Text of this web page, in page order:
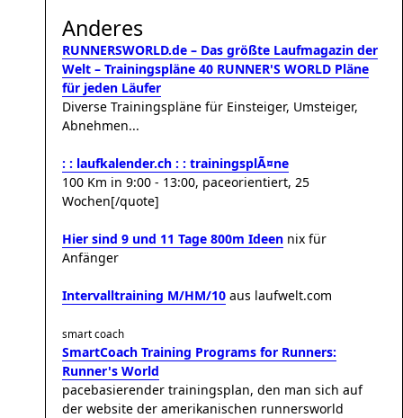
Anderes
RUNNERSWORLD.de – Das größte Laufmagazin der
Welt – Trainingspläne 40 RUNNER'S WORLD Pläne
für jeden Läufer
Diverse Trainingspläne für Einsteiger, Umsteiger,
Abnehmen...
: : laufkalender.ch : : trainingsplÃ¤ne
100 Km in 9:00 - 13:00, paceorientiert, 25
Wochen[/quote]
Hier sind 9 und 11 Tage 800m Ideen nix für
Anfänger
Intervalltraining M/HM/10 aus laufwelt.com
smart coach
SmartCoach Training Programs for Runners:
Runner's World
pacebasierender trainingsplan, den man sich auf
der website der amerikanischen runnersworld